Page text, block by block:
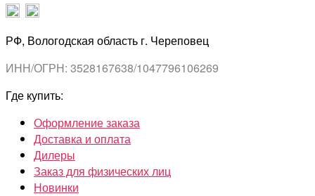
РФ, Вологодская область г. Череповец
ИНН/ОГРН: 3528167638/1047796106269
Где купить:
Оформление заказа
Доставка и оплата
Дилеры
Заказ для физических лиц
Новинки